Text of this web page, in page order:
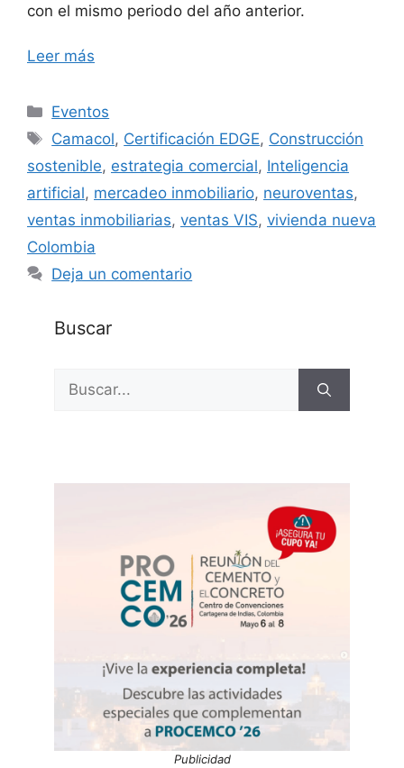
con el mismo periodo del año anterior.
Leer más
Categorías
Eventos
Etiquetas
Camacol, Certificación EDGE, Construcción
sostenible, estrategia comercial, Inteligencia
artificial, mercadeo inmobiliario, neuroventas,
ventas inmobiliarias, ventas VIS, vivienda nueva
Colombia
Deja un comentario
Buscar
Buscar:
Publicidad